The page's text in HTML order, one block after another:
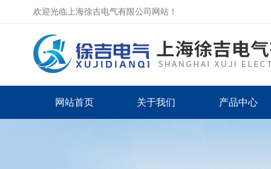
欢迎光临上海徐吉电气有限公司网站！
网站首页 关于我们 产品中心